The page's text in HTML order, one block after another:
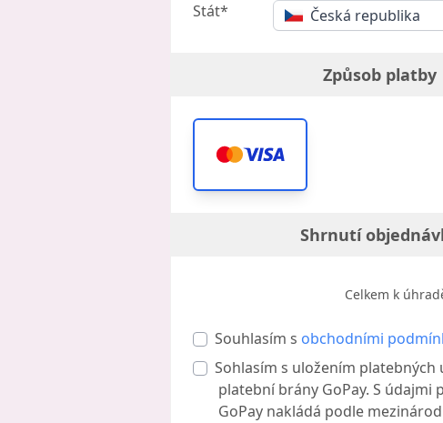
Stát* Česká republika
Způsob platby
Shrnutí
Celkem k
Souhlasím s obchodními
Sohlasím s uložením platebných
platební brány GoPay. S údajmi
GoPay nakládá podle